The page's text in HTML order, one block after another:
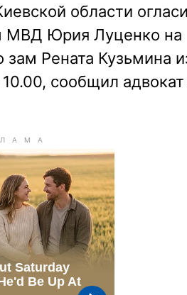
области
МВД Юрия Луценко на
зам Рената Кузьмина
сообщил